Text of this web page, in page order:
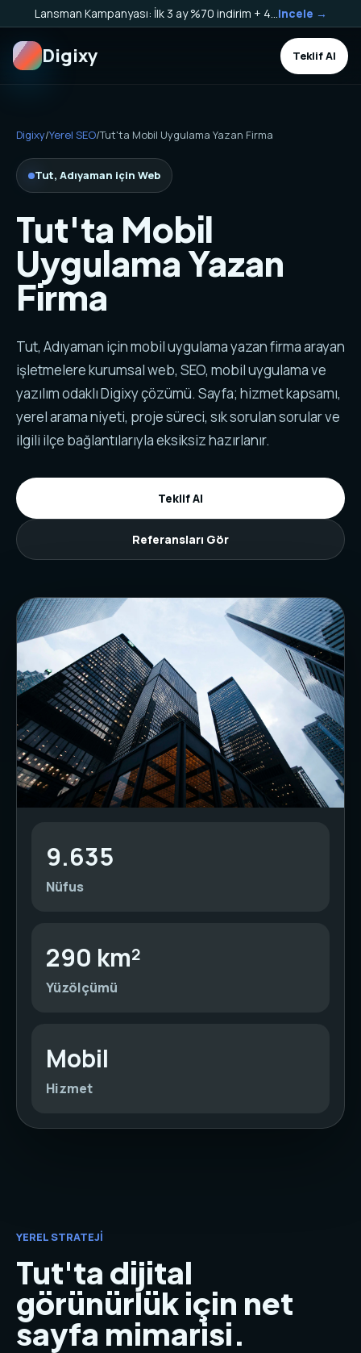
Incele →
Digixy Teklif Al
Digixy/Yerel SEO/Tut'ta Mobil Uygulama Yazan Firma
Tut, Adıyaman için Web
Tut'ta Mobil
Uygulama Yazan
Firma
Tut, Adıyaman için mobil uygulama yazan firma arayan
işletmelere kurumsal web, SEO, mobil uygulama ve
yazılım odaklı Digixy çözümü. Sayfa; hizmet kapsamı,
yerel arama niyeti, proje süreci, sık sorulan sorular ve
ilgili ilçe bağlantılarıyla eksiksiz hazırlanır.
Teklif Al
Referansları Gör
9.635
Nüfus
290 km²
Yüzölçümü
Mobil
Hizmet
YEREL STRATEJI
Tut'ta dijital
görünürlük için net
sayfa mimarisi.